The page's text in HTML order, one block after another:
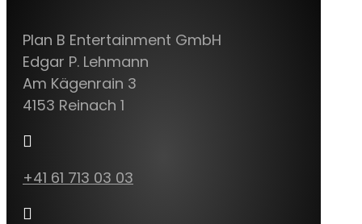
Plan B Entertainment GmbH
Edgar P. Lehmann
Am Kägenrain 3
4153 Reinach 1

+41 61 713 03 03
